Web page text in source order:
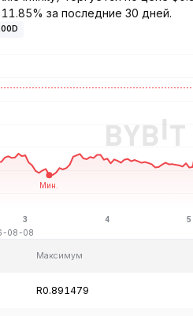
за последние 30 дней.
08-08
Максимум
R0.891479